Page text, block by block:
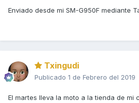
Enviado desde mi SM-G950F mediante
Txingudi
Publicado 1 de Febrero del 2019
El martes lleva la moto a la tienda de